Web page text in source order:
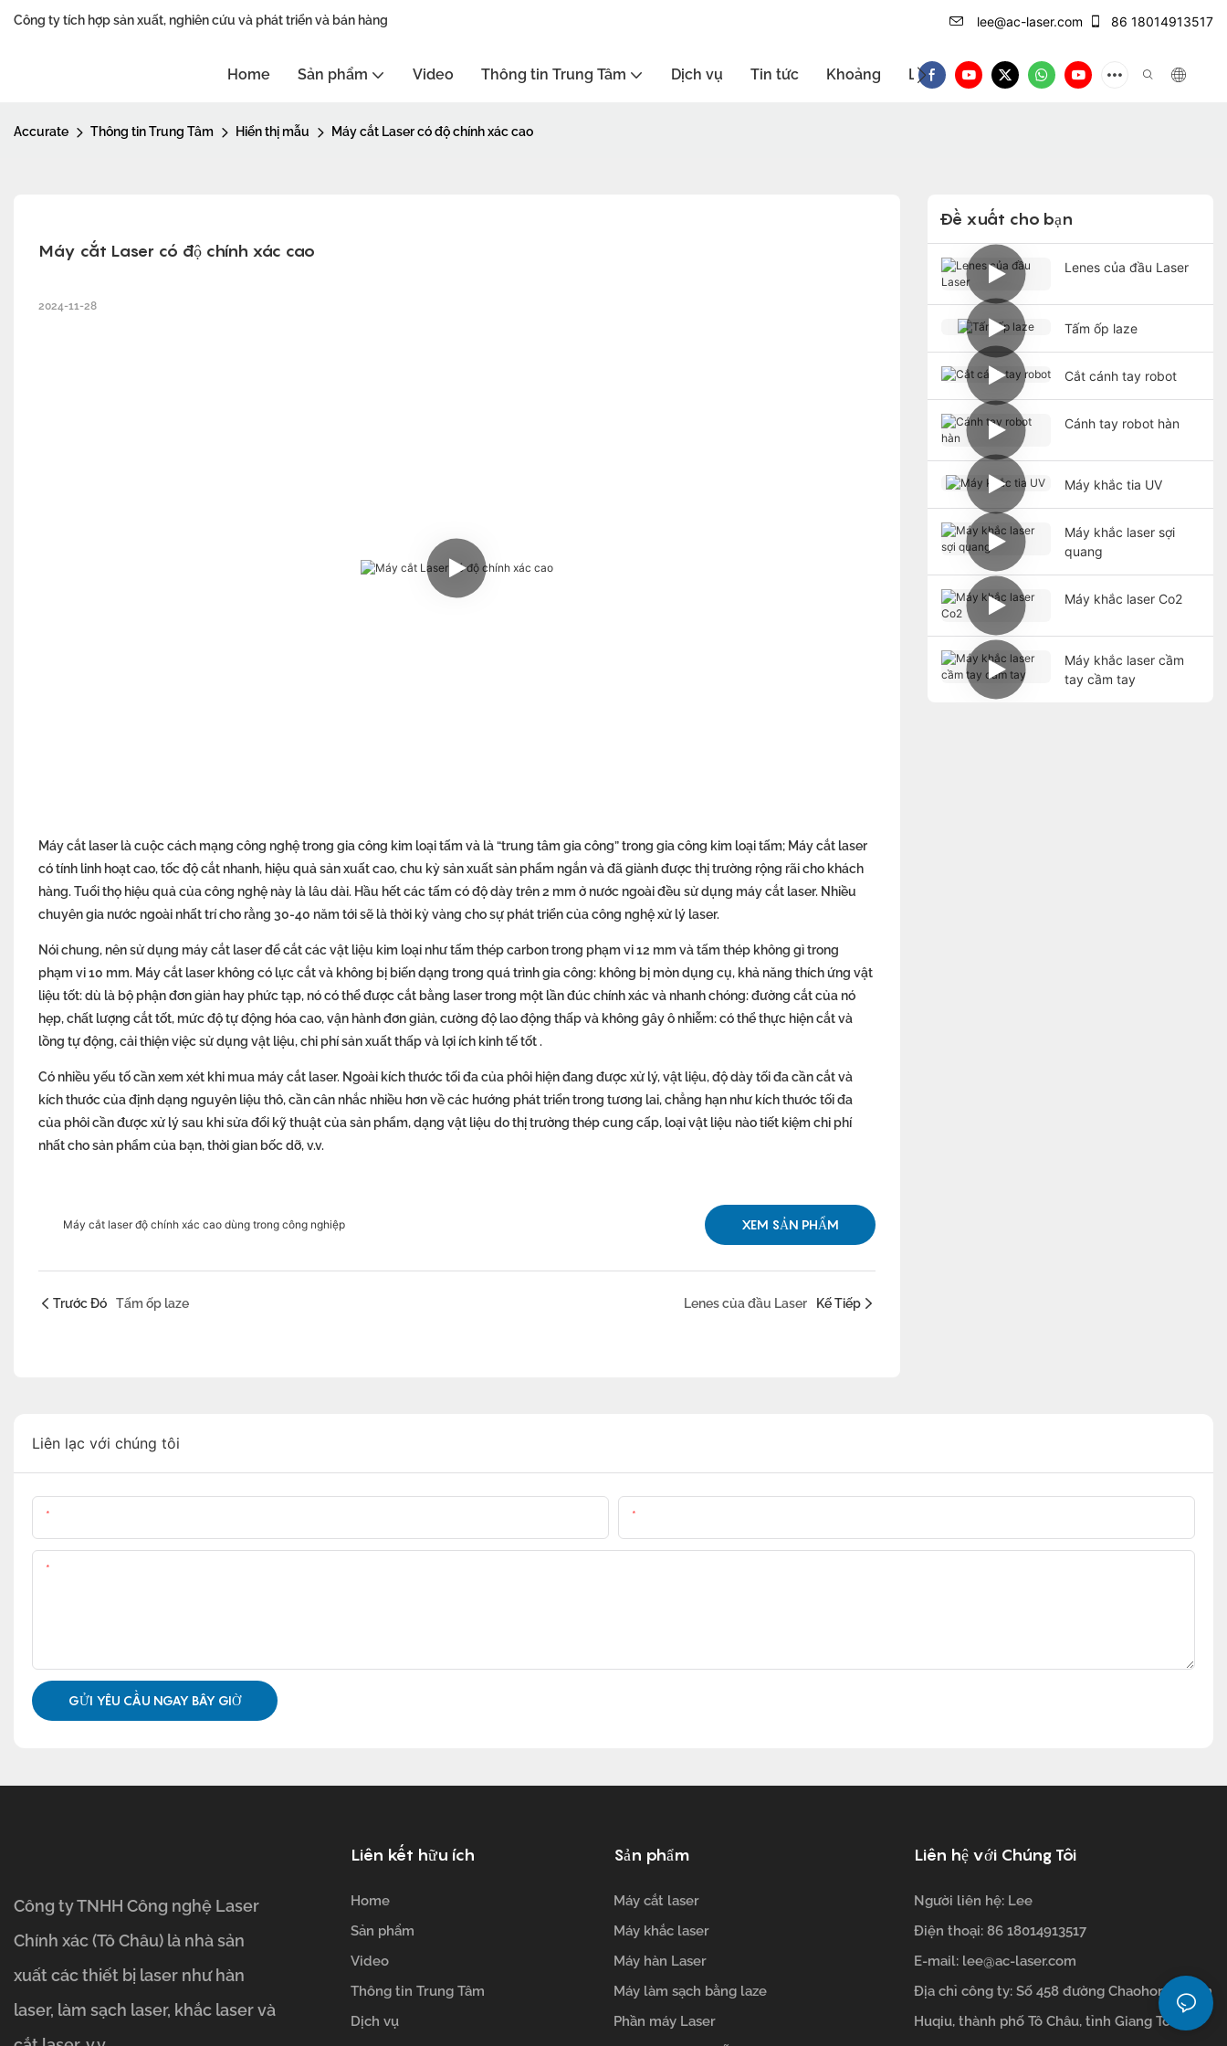
Công ty tích hợp sản xuất, nghiên cứu và phát triển và bán hàng lee@ac-laser.com 86 18014913517
Home Sản phẩm Video Thông tin Trung Tâm Dịch vụ Tin tức Khoảng Liên hệ với Giới thiệu sản phẩm
Accurate Thông tin Trung Tâm Hiển thị mẫu Máy cắt Laser có độ chính xác cao
Máy cắt Laser có độ chính xác cao
2024-11-28
Máy cắt laser là cuộc cách mạng công nghệ trong gia công kim loại tấm và là “trung tâm gia công” trong gia công kim loại tấm; Máy cắt laser
có tính linh hoạt cao, tốc độ cắt nhanh, hiệu quả sản xuất cao, chu kỳ sản xuất sản phẩm ngắn và đã giành được thị trường rộng rãi cho khách
hàng. Tuổi thọ hiệu quả của công nghệ này là lâu dài. Hầu hết các tấm có độ dày trên 2 mm ở nước ngoài đều sử dụng máy cắt laser. Nhiều
chuyên gia nước ngoài nhất trí cho rằng 30-40 năm tới sẽ là thời kỳ vàng cho sự phát triển của công nghệ xử lý laser.
Nói chung, nên sử dụng máy cắt laser để cắt các vật liệu kim loại như tấm thép carbon trong phạm vi 12 mm và tấm thép không gỉ trong
phạm vi 10 mm. Máy cắt laser không có lực cắt và không bị biến dạng trong quá trình gia công: không bị mòn dụng cụ, khả năng thích ứng vật
liệu tốt: dù là bộ phận đơn giản hay phức tạp, nó có thể được cắt bằng laser trong một lần đúc chính xác và nhanh chóng: đường cắt của nó
hẹp, chất lượng cắt tốt, mức độ tự động hóa cao, vận hành đơn giản, cường độ lao động thấp và không gây ô nhiễm: có thể thực hiện cắt và
lồng tự động, cải thiện việc sử dụng vật liệu, chi phí sản xuất thấp và lợi ích kinh tế tốt .
Có nhiều yếu tố cần xem xét khi mua máy cắt laser. Ngoài kích thước tối đa của phôi hiện đang được xử lý, vật liệu, độ dày tối đa cần cắt và
kích thước của định dạng nguyên liệu thô, cần cân nhắc nhiều hơn về các hướng phát triển trong tương lai, chẳng hạn như kích thước tối đa
của phôi cần được xử lý sau khi sửa đổi kỹ thuật của sản phẩm, dạng vật liệu do thị trường thép cung cấp, loại vật liệu nào tiết kiệm chi phí
nhất cho sản phẩm của bạn, thời gian bốc dỡ, v.v.
Máy cắt laser độ chính xác cao dùng trong công nghiệp XEM SẢN PHẨM
Trước Đó Tấm ốp laze Lenes của đầu Laser Kế Tiếp
Đề xuất cho bạn
Lenes của đầu Laser
Tấm ốp laze
Cắt cánh tay robot
Cánh tay robot hàn
Máy khắc tia UV
Máy khắc laser sợi
quang
Máy khắc laser Co2
Máy khắc laser cầm
tay cầm tay
Liên lạc với chúng tôi
GỬI YÊU CẦU NGAY BÂY GIỜ
Công ty TNHH Công nghệ Laser
Chính xác (Tô Châu) là nhà sản
xuất các thiết bị laser như hàn
laser, làm sạch laser, khắc laser và
Liên kết hữu ích
Home
Sản phẩm
Video
Thông tin Trung Tâm
Dịch vụ
Sản phẩm
Máy cắt laser
Máy khắc laser
Máy hàn Laser
Máy làm sạch bằng laze
Phần máy Laser
Liên hệ với Chúng Tôi
Người liên hệ: Lee
Điện thoại: 86 18014913517
E-mail: lee@ac-laser.com
Địa chỉ công ty: Số 458 đường Chaohong, quận
Huqiu, thành phố Tô Châu, tỉnh Giang Tô